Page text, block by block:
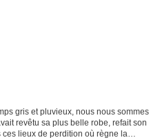
gris et pluvieux, nous nous sommes
revêtu sa plus belle robe, refait son
lieux de perdition où règne la